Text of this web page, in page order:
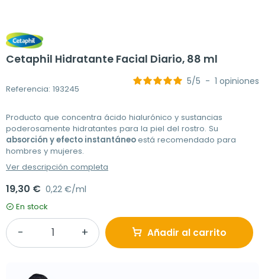
Cetaphil Hidratante Facial Diario, 88 ml
Referencia: 193245
5/5 - 1 opiniones
Producto que concentra ácido hialurónico y sustancias
poderosamente hidratantes para la piel del rostro. Su
absorción y efecto instantáneoestá recomendado para
hombres y mujeres.
Ver descripción completa
19,30 € 0,22 €/ml
En stock
Añadir al carrito